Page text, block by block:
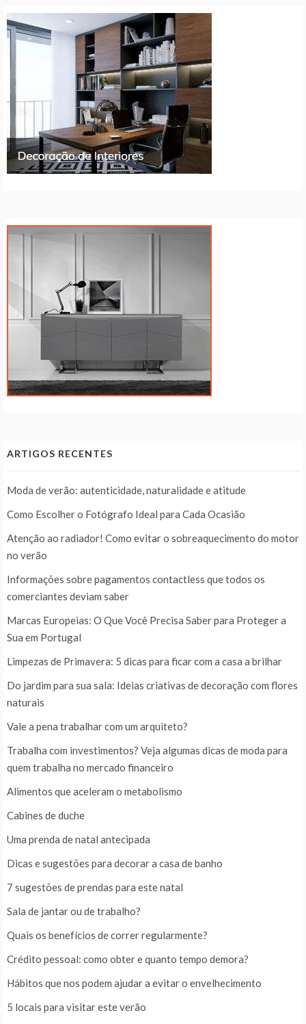
ARTIGOS RECENTES
Moda de verão: autenticidade, naturalidade e atitude
Como Escolher o Fotógrafo Ideal para Cada Ocasião
Atenção ao radiador! Como evitar o sobreaquecimento do motor
no verão
Informações sobre pagamentos contactless que todos os
comerciantes deviam saber
Marcas Europeias: O Que Você Precisa Saber para Proteger a
Sua em Portugal
Limpezas de Primavera: 5 dicas para ficar com a casa a brilhar
Do jardim para sua sala: Ideias criativas de decoração com flores
naturais
Vale a pena trabalhar com um arquiteto?
Trabalha com investimentos? Veja algumas dicas de moda para
quem trabalha no mercado financeiro
Alimentos que aceleram o metabolismo
Cabines de duche
Uma prenda de natal antecipada
Dicas e sugestões para decorar a casa de banho
7 sugestões de prendas para este natal
Sala de jantar ou de trabalho?
Quais os benefícios de correr regularmente?
Crédito pessoal: como obter e quanto tempo demora?
Hábitos que nos podem ajudar a evitar o envelhecimento
5 locais para visitar este verão